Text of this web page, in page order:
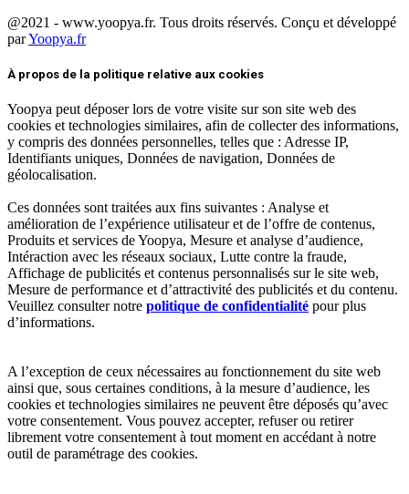
@2021 - www.yoopya.fr. Tous droits réservés. Conçu et développé
parYoopya.fr
À propos de la politique relative aux cookies
Yoopya peut déposer lors de votre visite sur son site web des
cookies et technologies similaires, afin de collecter des informations,
y compris des données personnelles, telles que : Adresse IP,
Identifiants uniques, Données de navigation, Données de
géolocalisation.
Ces données sont traitées aux fins suivantes : Analyse et
amélioration de l’expérience utilisateur et de l’offre de contenus,
Produits et services de Yoopya, Mesure et analyse d’audience,
Intéraction avec les réseaux sociaux, Lutte contre la fraude,
Affichage de publicités et contenus personnalisés sur le site web,
Mesure de performance et d’attractivité des publicités et du contenu.
Veuillez consulter notre politique de confidentialité pour plus
d’informations.
A l’exception de ceux nécessaires au fonctionnement du site web
ainsi que, sous certaines conditions, à la mesure d’audience, les
cookies et technologies similaires ne peuvent être déposés qu’avec
votre consentement. Vous pouvez accepter, refuser ou retirer
librement votre consentement à tout moment en accédant à notre
outil de paramétrage des cookies.